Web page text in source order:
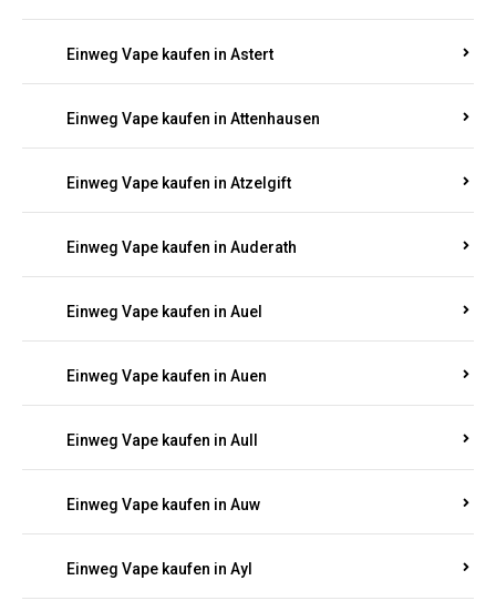
Einweg Vape kaufen in Astert
Einweg Vape kaufen in Attenhausen
Einweg Vape kaufen in Atzelgift
Einweg Vape kaufen in Auderath
Einweg Vape kaufen in Auel
Einweg Vape kaufen in Auen
Einweg Vape kaufen in Aull
Einweg Vape kaufen in Auw
Einweg Vape kaufen in Ayl